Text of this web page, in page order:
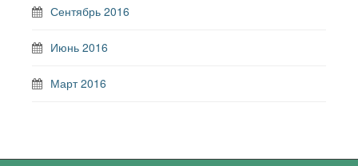
Сентябрь 2016
Июнь 2016
Март 2016